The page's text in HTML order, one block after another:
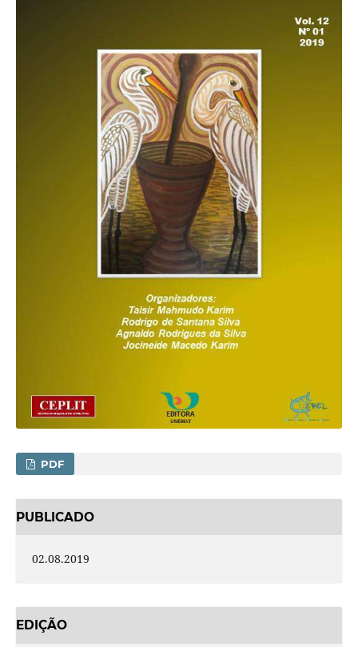
PDF
PUBLICADO
02.08.2019
EDIÇÃO